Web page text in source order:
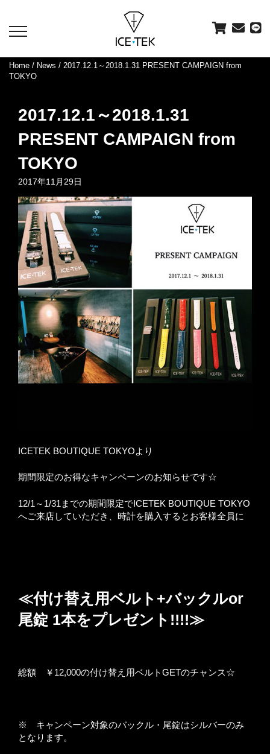
toggle
Home / News / 2017.12.1～2018.1.31 PRESENT CAMPAIGN from
TOKYO
2017.12.1～2018.1.31
PRESENT CAMPAIGN from
TOKYO
2017年11月29日
ICETEK BOUTIQUE TOKYOより
期間限定のお得なキャンペーンのお知らせです☆
12/1～1/31までの期間限定でICETEK BOUTIQUE TOKYO
へご来店していただき、時計を購入するとお客様全員に
≪付け替え用ベルト+バックルor
尾錠 1本をプレゼント!!!!≫
総額 ￥12,000の付け替え用ベルトGETのチャンス☆
※ キャンペーン対象のバックル・尾錠はシルバーのみ
となります。